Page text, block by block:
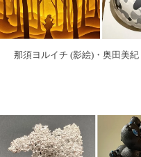
那須ヨルイチ (影絵)・奥田美紀